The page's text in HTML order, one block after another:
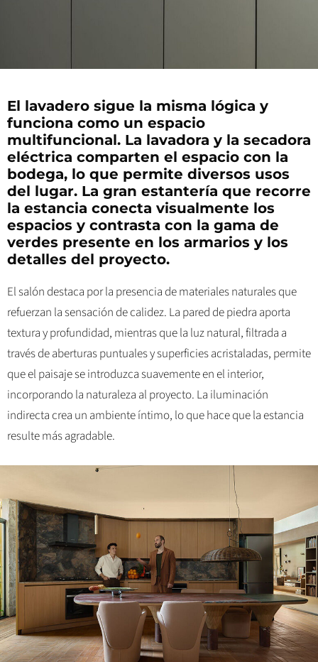
El lavadero sigue la misma lógica y
funciona como un espacio
multifuncional. La lavadora y la secadora
eléctrica comparten el espacio con la
bodega, lo que permite diversos usos
del lugar. La gran estantería que recorre
la estancia conecta visualmente los
espacios y contrasta con la gama de
verdes presente en los armarios y los
detalles del proyecto.
El salón destaca por la presencia de materiales naturales que
refuerzan la sensación de calidez. La pared de piedra aporta
textura y profundidad, mientras que la luz natural, filtrada a
través de aberturas puntuales y superficies acristaladas, permite
que el paisaje se introduzca suavemente en el interior,
incorporando la naturaleza al proyecto. La iluminación
indirecta crea un ambiente íntimo, lo que hace que la estancia
resulte más agradable.